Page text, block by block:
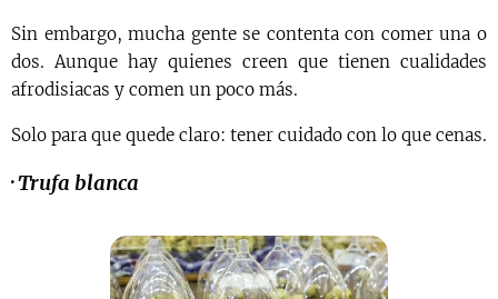
Sin embargo, mucha gente se contenta con comer una o
dos. Aunque hay quienes creen que tienen cualidades
afrodisiacas y comen un poco más.
Solo para que quede claro: tener cuidado con lo que cenas.
·Trufa blanca